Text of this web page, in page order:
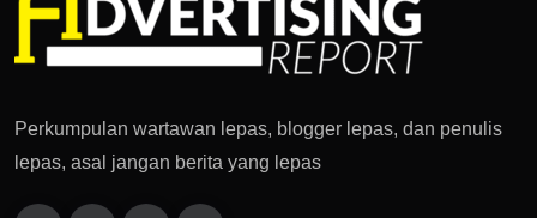
Perkumpulan wartawan lepas, blogger lepas, dan penulis
lepas, asal jangan berita yang lepas